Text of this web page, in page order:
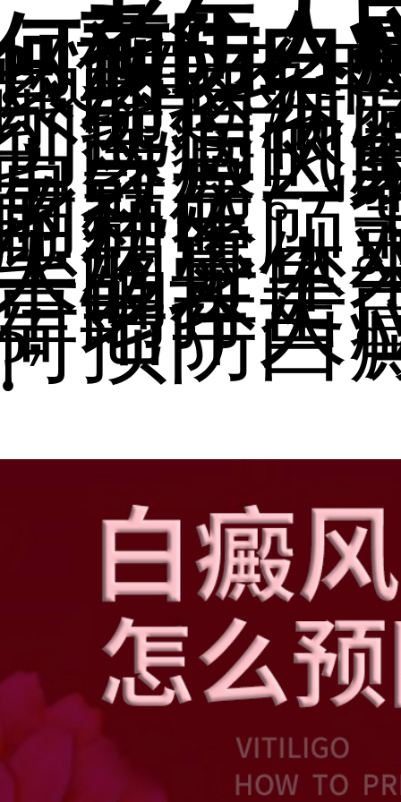
老年人
预防白
随着老
的增长
统逐渐
他们很
疾病的
白癜风
之一。
就是一
群体，
和照顾
病了，
的身体
确实是
的打击
老年人
预防白